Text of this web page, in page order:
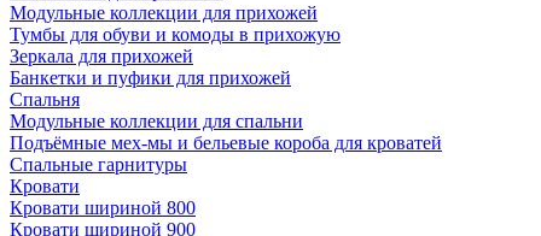
Модульные коллекции для прихожей
Тумбы для обуви и комоды в прихожую
Зеркала для прихожей
Банкетки и пуфики для прихожей
Спальня
Модульные коллекции для спальни
Подъёмные мех-мы и бельевые короба для кроватей
Спальные гарнитуры
Кровати
Кровати шириной 800
Кровати шириной 900